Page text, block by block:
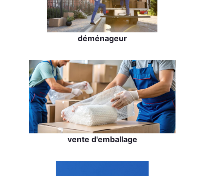
déménageur
vente d'emballage